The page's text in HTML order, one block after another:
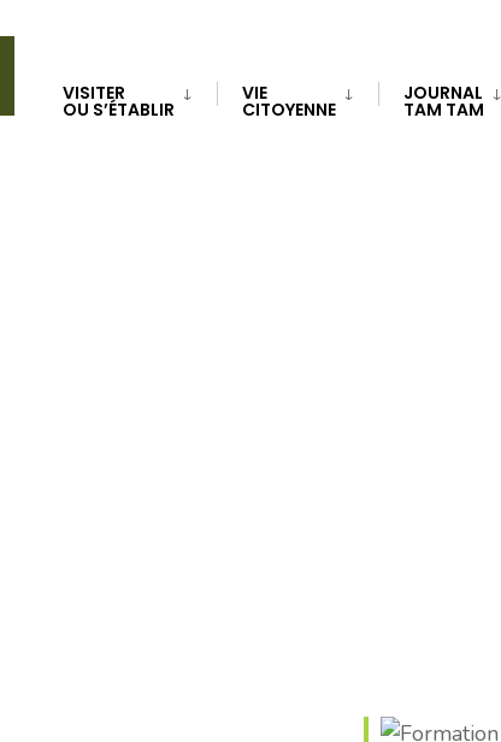
VISITER
OU S’ÉTABLIR
VIE
CITOYENNE
JOURNAL
TAM TAM